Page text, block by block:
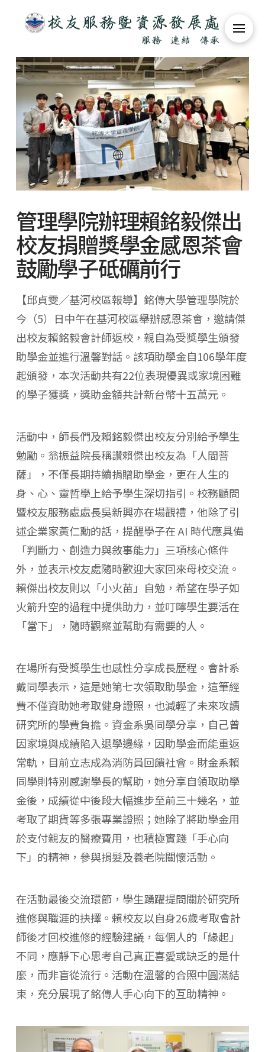
管理學院辦理賴銘毅傑出
校友捐贈獎學金感恩茶會
鼓勵學子砥礪前行
【邱貞雯／基河校區報導】銘傳大學管理學院於
今（5）日中午在基河校區舉辦感恩茶會，邀請傑
出校友賴銘毅會計師返校，親自為受獎學生頒發
助學金並進行溫馨對話。該項助學金自106學年度
起頒發，本次活動共有22位表現優異或家境困難
的學子獲獎，獎助金額共計新台幣十五萬元。
活動中，師長們及賴銘毅傑出校友分別給予學生
勉勵。翁振益院長稱讚賴傑出校友為「人間菩
薩」，不僅長期持續捐贈助學金，更在人生的
身、心、靈哲學上給予學生深切指引。校務顧問
暨校友服務處處長吳新興亦在場觀禮，他除了引
述企業家黃仁勳的話，提醒學子在 AI 時代應具備
「判斷力、創造力與敘事能力」三項核心條件
外，並表示校友處隨時歡迎大家回來母校交流。
賴傑出校友則以「小火苗」自勉，希望在學子如
火箭升空的過程中提供助力，並叮嚀學生要活在
「當下」，隨時觀察並幫助有需要的人。
在場所有受獎學生也感性分享成長歷程。會計系
戴同學表示，這是她第七次領取助學金，這筆經
費不僅資助她考取健身證照，也減輕了未來攻讀
研究所的學費負擔。資金系吳同學分享，自己曾
因家境與成績陷入退學邊緣，因助學金而能重返
常軌，目前立志成為消防員回饋社會。財金系賴
同學則特別感謝學長的幫助，她分享自領取助學
金後，成績從中後段大幅進步至前三十幾名，並
考取了期貨等多張專業證照；她除了將助學金用
於支付親友的醫療費用，也積極實踐「手心向
下」的精神，參與捐髮及養老院關懷活動。
在活動最後交流環節，學生踴躍提問關於研究所
進修與職涯的抉擇。賴校友以自身26歲考取會計
師後才回校進修的經驗建議，每個人的「緣起」
不同，應靜下心思考自己真正喜愛或缺乏的是什
麼，而非盲從流行。活動在溫馨的合照中圓滿結
束，充分展現了銘傳人手心向下的互助精神。